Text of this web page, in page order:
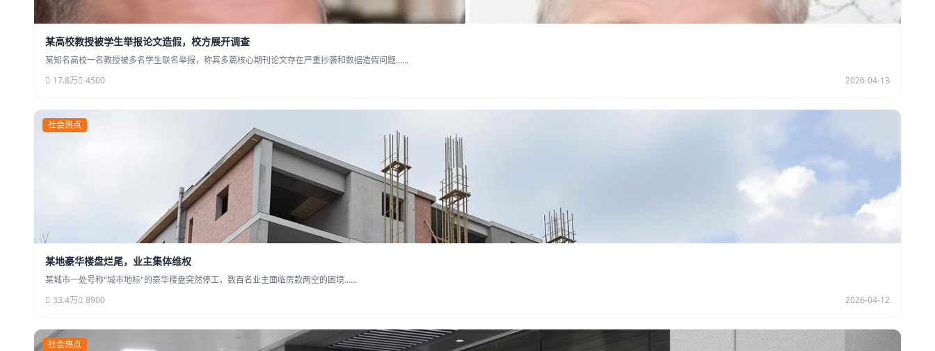
某高校教授被学生举报论文造假，校方展开调查
某知名高校一名教授被多名学生联名举报，称其多篇核心期刊论文存在严重抄袭和数据造假问题……
17.8万
4500 2026-04-13
社会热点
某地豪华楼盘烂尾，业主集体维权
某城市一处号称"城市地标"的豪华楼盘突然停工，数百名业主面临房款两空的困境……
33.4万
8900 2026-04-12
社会热点